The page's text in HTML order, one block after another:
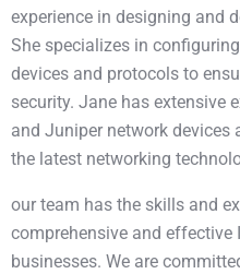
experience in designing and
She specializes in
devices and protocols to
security. Jane has extensive
and Juniper network devices
the latest networking
our team has the skills and
comprehensive and
businesses. We are